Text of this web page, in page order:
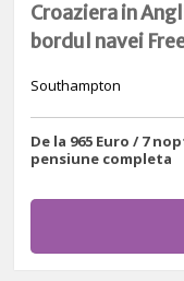
Croaziera in
bordul navei
Southampton
De la 965 Euro / 7
pensiune completa